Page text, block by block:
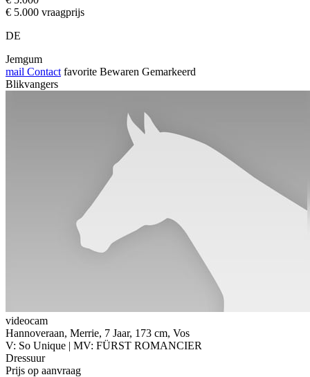
€ 5.000 vraagprijs
DE
Jemgum
mail Contact favorite Bewaren Gemarkeerd
Blikvangers
videocam
Hannoveraan, Merrie, 7 Jaar, 173 cm, Vos
V: So Unique | MV: FÜRST ROMANCIER
Dressuur
Prijs op aanvraag